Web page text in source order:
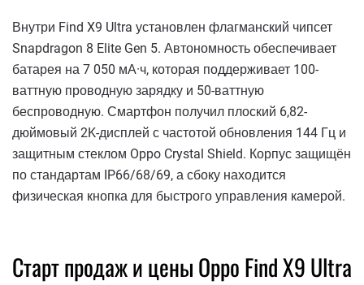
Внутри Find X9 Ultra установлен флагманский чипсет
Snapdragon 8 Elite Gen 5. Автономность обеспечивает
батарея на 7 050 мА·ч, которая поддерживает 100-
ваттную проводную зарядку и 50-ваттную
беспроводную. Смартфон получил плоский 6,82-
дюймовый 2K-дисплей с частотой обновления 144 Гц и
защитным стеклом Oppo Crystal Shield. Корпус защищён
по стандартам IP66/68/69, а сбоку находится
физическая кнопка для быстрого управления камерой.
Старт продаж и цены Oppo Find X9 Ultra